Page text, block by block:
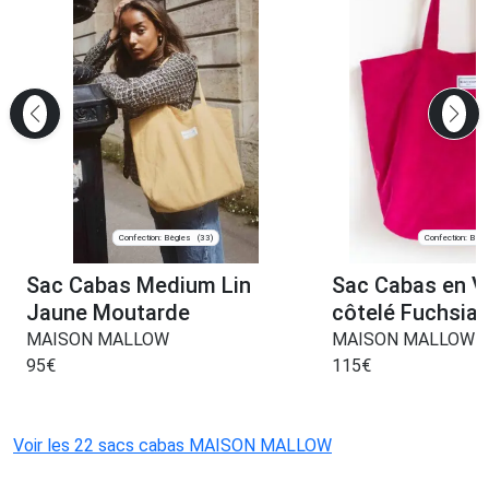
Confection: Bègles (33)
Sac Cabas Medium Lin
Jaune Moutarde
MAISON MALLOW
95€
Confection:
Sac Cabas en
côtelé Fuchsia
MAISON MALLOW
115€
Voir les 22 sacs cabas MAISON MALLOW